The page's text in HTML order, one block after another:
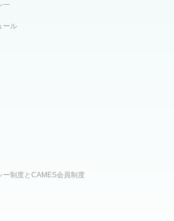
一
ール
ー制度とCAMES会員制度